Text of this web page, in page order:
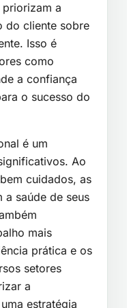
a
do cliente sobre
Isso é
como
a confiança
o sucesso do
é um
Ao
cuidados, as
a saúde de seus
mais
prática e os
setores
a
estratégia